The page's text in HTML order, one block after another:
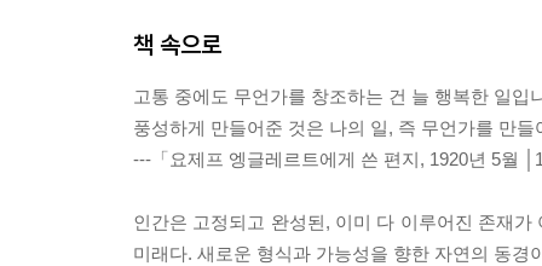
책 속으로
고통 중에도 무언가를 창조하는 건 늘 행복한 일
풍성하게 만들어준 것은 나의 일, 즉 무언가를 만
---「요제프 엥글레르트에게 쓴 편지, 1920년 5월
인간은 고정되고 완성된, 이미 다 이루어진 존재
미래다. 새로운 형식과 가능성을 향한 자연의 동경